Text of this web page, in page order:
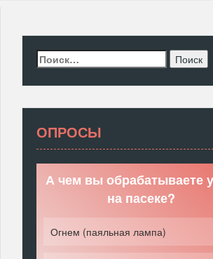
Найти:
ОПРОСЫ
А чем вы обрабатываете
на пасеке?
Огнем (паяльная лампа)